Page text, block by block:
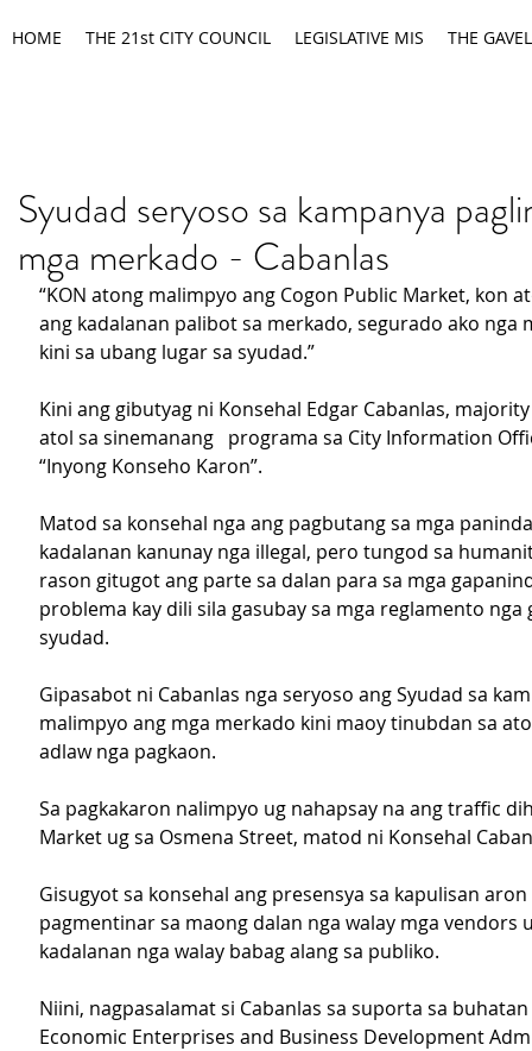
HOME THE 21st CITY COUNCIL LEGISLATIVE MIS THE GAVEL
Syudad seryoso sa kampanya
mga merkado - Cabanlas
“KON atong malimpyo ang Cogon Public Market, kon
ang kadalanan palibot sa merkado, segurado ako
kini sa ubang lugar sa syudad.”
Kini ang gibutyag ni Konsehal Edgar Cabanlas,
atol sa sinemanang   programa sa City Information
“Inyong Konseho Karon”.
Matod sa konsehal nga ang pagbutang sa mga
kadalanan kanunay nga illegal, pero tungod sa
rason gitugot ang parte sa dalan para sa mga
problema kay dili sila gasubay sa mga reglamento
syudad.
Gipasabot ni Cabanlas nga seryoso ang Syudad sa
malimpyo ang mga merkado kini maoy tinubdan sa
adlaw nga pagkaon.
Sa pagkakaron nalimpyo ug nahapsay na ang traffic
Market ug sa Osmena Street, matod ni Konsehal
Gisugyot sa konsehal ang presensya sa kapulisan aron
pagmentinar sa maong dalan nga walay mga vendors
kadalanan nga walay babag alang sa publiko.
Niini, nagpasalamat si Cabanlas sa suporta sa
Economic Enterprises and Business Development